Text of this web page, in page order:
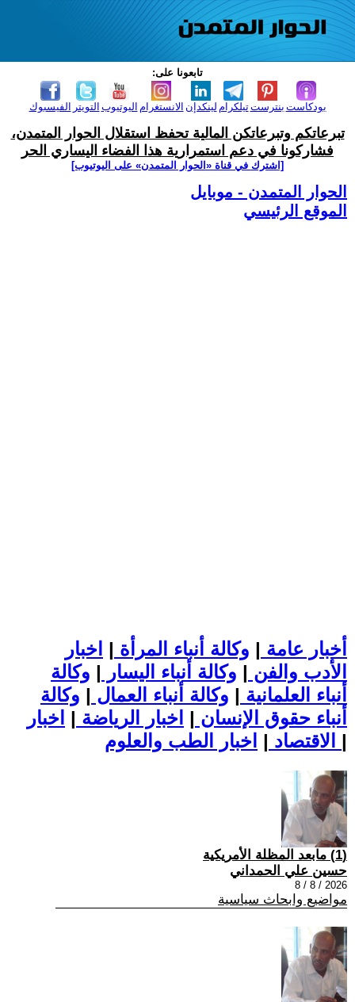
تابعونا على:
الفيسبوك التويتر اليوتيوب الانستغرام لينكدإن تيلكرامبنترست بودكاست
تبرعاتكم وتبرعاتكن المالية تحفظ استقلال الحوار المتمدن،
فشاركونا في دعم استمرارية هذا الفضاء اليساري الحر
[اشترك في قناة ‫«الحوار المتمدن» على اليوتيوب]
الحوار المتمدن - موبايل
الموقع الرئيسي
أخبار عامة | وكالة أنباء المرأة | اخبار
الأدب والفن | وكالة أنباء اليسار | وكالة
أنباء العلمانية | وكالة أنباء العمال | وكالة
أنباء حقوق الإنسان | اخبار الرياضة | اخبار
الاقتصاد | |
(1) مابعد المظلة الأمريكية
حسين علي الحمداني
2026 / 8 / 8
مواضيع وابحاث سياسية